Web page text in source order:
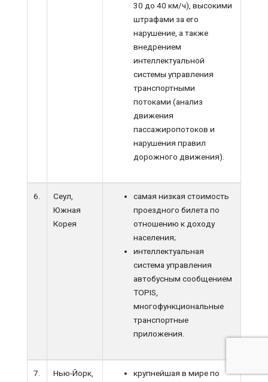
30 до 40 км/ч), высокими
штрафами за его
нарушение, а также
внедрением
интеллектуальной
системы управления
транспортными
потоками (анализ
движения
пассажиропотоков и
нарушения правил
дорожного движения).
6.
Сеул,
Южная
Корея
самая низкая стоимость
проездного билета по
отношению к доходу
населения;
интеллектуальная
система управления
автобусным сообщением
TOPIS,
многофункциональные
транспортные
приложения.
7. Нью-Йорк, крупнейшая в мире по